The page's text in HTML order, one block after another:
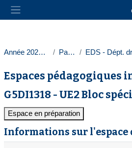
Passer au contenu principal
Panneau latéral
Année 2024-2025 Paris 1
Espaces pédagogiques
G5DI1318 - UE2 Bloc
Espace en préparation
Informations sur l'espace